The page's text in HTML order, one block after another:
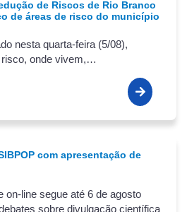
de Riscos de Rio Branco
de áreas de risco do município
nesta quarta-feira (5/08),
onde vivem,
com apresentação de
on-line segue até 6 de agosto
sobre divulgação científica